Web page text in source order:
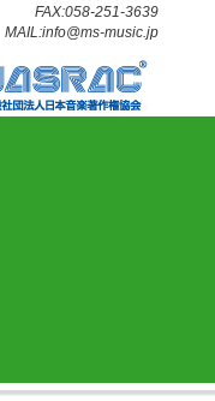
FAX:058-251-3639
MAIL:info@ms-music.jp